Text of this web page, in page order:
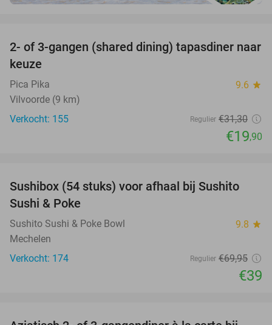
36%
2- of 3-gangen (shared dining) tapasdiner naar
keuze
Pica Pika 9.6 star
Vilvoorde (9 km)
Verkocht: 155
Regulier €31,30
€19,90
44%
Sushibox (54 stuks) voor afhaal bij Sushito
Sushi & Poke
Sushito Sushi & Poke Bowl 9.8 star
Mechelen
Verkocht: 174
Regulier €69,95
€39